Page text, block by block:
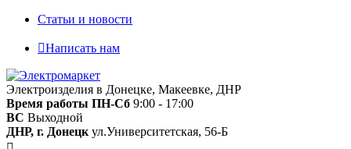
Статьи и новости
Написать нам
Электроизделия в Донецке, Макеевке, ДНР
Время работы ПН-Сб 9:00 - 17:00
ВС Выходной
ДНР, г. Донецк ул.Университетская, 56-Б